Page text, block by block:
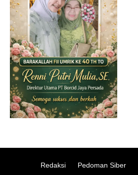
Redaksi Pedoman Siber